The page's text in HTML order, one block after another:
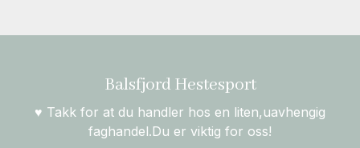
Balsfjord Hestesport
♥ Takk for at du handler hos en liten,uavhengig
faghandel.Du er viktig for oss!